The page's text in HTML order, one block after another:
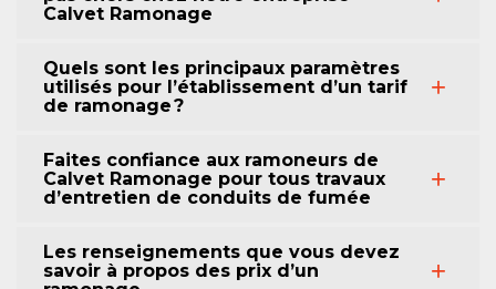
Calvet Ramonage
Quels sont les principaux paramètres
utilisés pour l’établissement d’un tarif
de ramonage ?
Faites confiance aux ramoneurs de
Calvet Ramonage pour tous travaux
d’entretien de conduits de fumée
Les renseignements que vous devez
savoir à propos des prix d’un